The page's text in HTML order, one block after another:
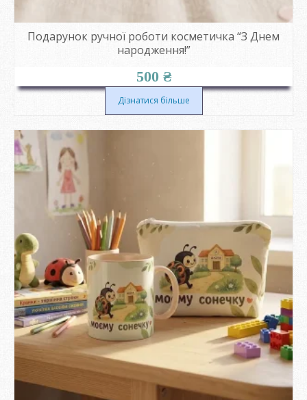
Подарунок ручної роботи косметичка “З Днем
народження!”
500 ₴
Дізнатися більше